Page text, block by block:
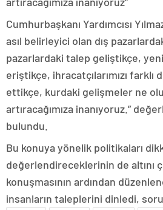
Cumhurbaşkanı Yardımcısı
asıl belirleyici olan dış
pazarlardaki talep geliştikçe,
eriştikçe, ihracatçılarımızı
ettikçe, kurdaki gelişmeler ne
artıracağımıza inanıyoruz.”
bulundu.
Bu konuya yönelik politikaları
değerlendireceklerinin de altını
konuşmasının ardından
insanların taleplerini dinledi,